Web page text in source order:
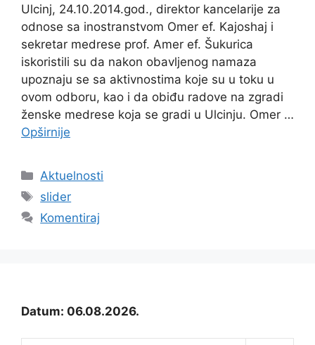
Ulcinj, 24.10.2014.god., direktor kancelarije za
odnose sa inostranstvom Omer ef. Kajoshaj i
sekretar medrese prof. Amer ef. Šukurica
iskoristili su da nakon obavljenog namaza
upoznaju se sa aktivnostima koje su u toku u
ovom odboru, kao i da obiđu radove na zgradi
ženske medrese koja se gradi u Ulcinju. Omer …
Opširnije
Kategorije
Aktuelnosti
Oznake
slider
Komentiraj
Datum: 06.08.2026.